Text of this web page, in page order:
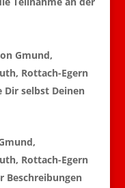
(s.u.)
Gmund,
Rottach-Egern
Dir selbst Deinen
Rottach-Egern
Beschreibungen